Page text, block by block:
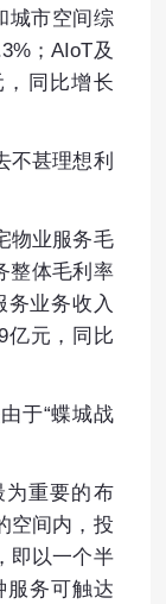
城市空间综
；AIoT及
，同比增长
不甚理想利
物业服务毛
整体毛利率
务业务收入
亿元，同比
于“蝶城战
为重要的布
空间内，投
即以一个半
服务可触达